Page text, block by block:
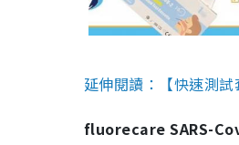
延伸閱讀：【快速測
fluorecare SARS-